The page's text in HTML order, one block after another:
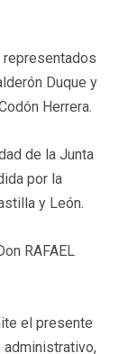
representados
Duque y
Herrera.
de la Junta
por la
y León.
RAFAEL
el presente